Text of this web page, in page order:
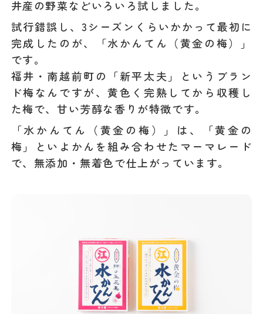
井産の野菜などいろいろ試しました。
試行錯誤し、3シーズンくらいかかって最初に
完成したのが、「水かんてん（黄金の梅）」
です。
福井・南越前町の「新平太夫」というブラン
ド梅なんですが、黄色く完熟してから収穫し
た梅で、甘い芳醇な香りが特徴です。
「水かんてん（黄金の梅）」は、「黄金の
梅」といよかんを組み合わせたマーマレード
で、無添加・無着色で仕上がっています。